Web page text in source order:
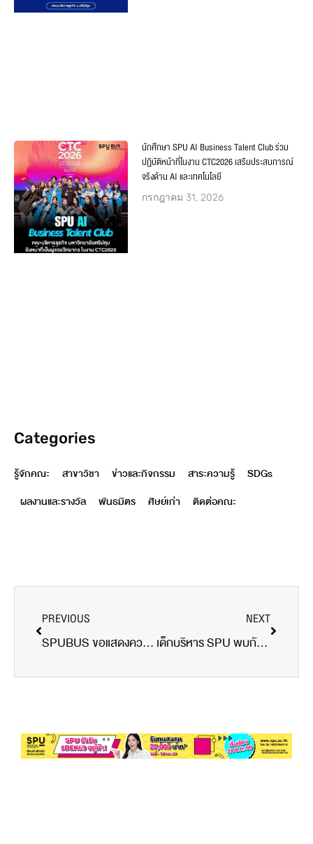
นักศึกษา SPU AI Business Talent Club ร่วม
ปฏิบัติหน้าที่ในงาน CTC2026 เสริมประสบการณ์
จริงด้าน AI และเทคโนโลยี
กรกฎาคม 31, 2026
Categories
รู้จักคณะ สาขาวิชา ข่าวและกิจกรรม สาระความรู้
SDGs
ผลงานและรางวัล
พันธมิตร ศิษย์เก่า ติดต่อคณะ
PREVIOUS
SPUBUS ขอแสดงความยินดีอย่างยิ่ง
NEXT
เด็กบริหาร SPU พบกับตัวจริง